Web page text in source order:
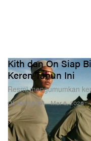
OLAHRAGA
Kith dan On Siap
Keren Tahun Ini
Resmi mengumumkan
Mar 6, 2026